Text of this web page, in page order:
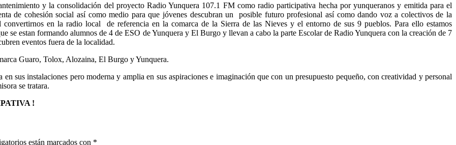
y la consolidación del proyecto Radio Yunquera 107.1 FM como radio participativa hecha por yunqueranos y emitida para el
de cohesión social así como medio para que jóvenes descubran un posible futuro profesional así como dando voz a colectivos de la
en la radio local de referencia en la comarca de la Sierra de las Nieves y el entorno de sus 9 pueblos. Para ello estamos
se estan formando alumnos de 4 de ESO de Yunquera y El Burgo y llevan a cabo la parte Escolar de Radio Yunquera con la creación de 7
eventos fuera de la localidad.
Guaro, Tolox, Alozaina, El Burgo y Yunquera.
sus instalaciones pero moderna y amplia en sus aspiraciones e imaginación que con un presupuesto pequeño, con creatividad y personal
se tratara.
!
están marcados con *